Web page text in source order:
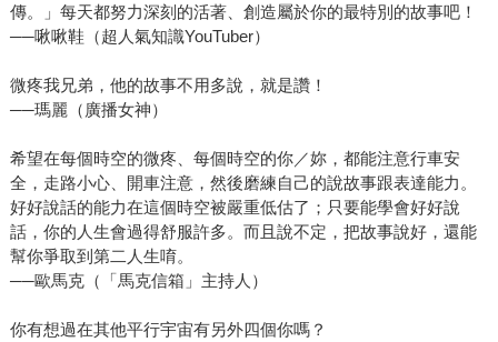
傳。」每天都努力深刻的活著、創造屬於你的最特別的故事吧！
──啾啾鞋（超人氣知識YouTuber）
微疼我兄弟，他的故事不用多說，就是讚！
──瑪麗（廣播女神）
希望在每個時空的微疼、每個時空的你／妳，都能注意行車安
全，走路小心、開車注意，然後磨練自己的說故事跟表達能力。
好好說話的能力在這個時空被嚴重低估了；只要能學會好好說
話，你的人生會過得舒服許多。而且說不定，把故事說好，還能
幫你爭取到第二人生唷。
──歐馬克（「馬克信箱」主持人）
你有想過在其他平行宇宙有另外四個你嗎？